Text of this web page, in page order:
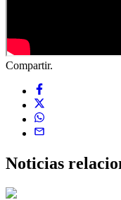
Compartir.
Noticias